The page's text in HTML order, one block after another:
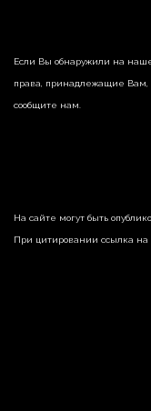
Если Вы обнаружили на
права, принадлежащие Вам,
сообщите нам.
На сайте могут быть
При цитировании ссылка на